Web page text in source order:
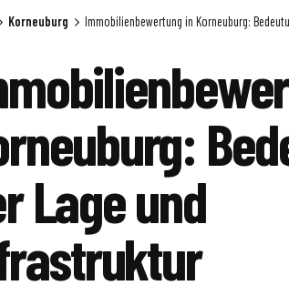
Korneuburg Immobilienbewertung in Korneuburg:
Lage und